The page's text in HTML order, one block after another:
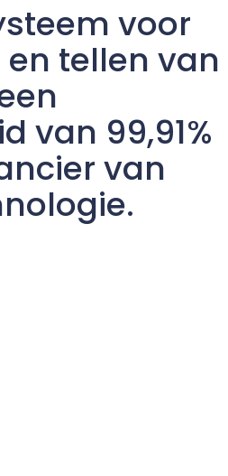
voor
tellen van
van 99,91%
van